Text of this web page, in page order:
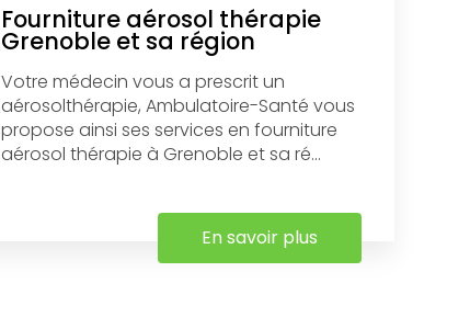
Fourniture aérosol thérapie
Grenoble et sa région
Votre médecin vous a prescrit un
aérosolthérapie, Ambulatoire-Santé vous
propose ainsi ses services en fourniture
aérosol thérapie à Grenoble et sa ré...
En savoir plus